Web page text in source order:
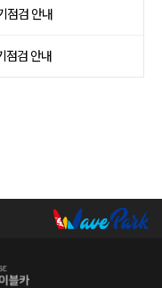
점검 안내
점검 안내